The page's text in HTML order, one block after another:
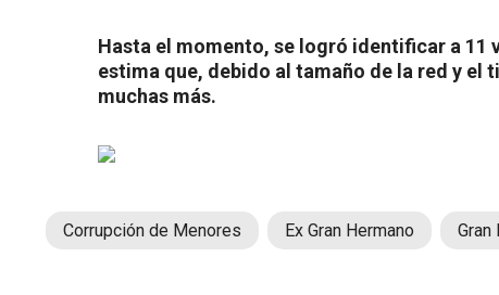
Hasta el momento, se logró identificar a 11
estima que, debido al tamaño de la red y el
muchas más.
Corrupción de Menores Ex Gran Hermano Gran